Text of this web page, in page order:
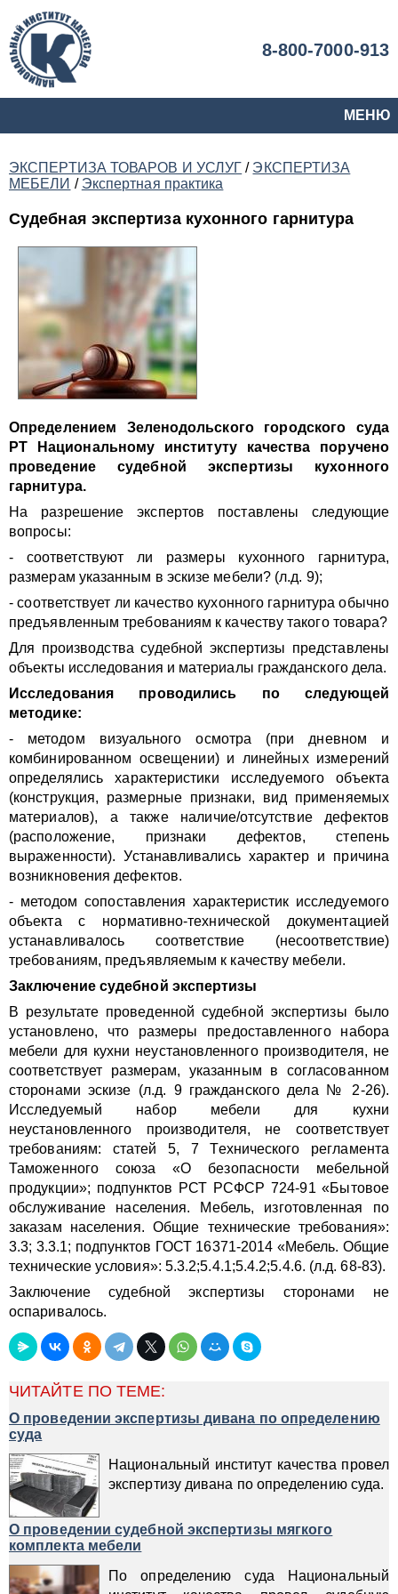
8-800-7000-913
МЕНЮ
ЭКСПЕРТИЗА ТОВАРОВ И УСЛУГ / ЭКСПЕРТИЗА
МЕБЕЛИ / Экспертная практика
Судебная экспертиза кухонного гарнитура
Определением Зеленодольского городского суда
РТ Национальному институту качества поручено
проведение судебной экспертизы кухонного
гарнитура.
На разрешение экспертов поставлены следующие
вопросы:
- соответствуют ли размеры кухонного гарнитура,
размерам указанным в эскизе мебели? (л.д. 9);
- соответствует ли качество кухонного гарнитура обычно
предъявленным требованиям к качеству такого товара?
Для производства судебной экспертизы представлены
объекты исследования и материалы гражданского дела.
Исследования проводились по следующей
методике:
- методом визуального осмотра (при дневном и
комбинированном освещении) и линейных измерений
определялись характеристики исследуемого объекта
(конструкция, размерные признаки, вид применяемых
материалов), а также наличие/отсутствие дефектов
(расположение, признаки дефектов, степень
выраженности). Устанавливались характер и причина
возникновения дефектов.
- методом сопоставления характеристик исследуемого
объекта с нормативно-технической документацией
устанавливалось соответствие (несоответствие)
требованиям, предъявляемым к качеству мебели.
Заключение судебной экспертизы
В результате проведенной судебной экспертизы было
установлено, что размеры предоставленного набора
мебели для кухни неустановленного производителя, не
соответствует размерам, указанным в согласованном
сторонами эскизе (л.д. 9 гражданского дела
№ 2-26).
Исследуемый набор мебели для кухни
неустановленного производителя, не соответствует
требованиям: статей 5, 7 Технического регламента
Таможенного союза «О безопасности мебельной
продукции»; подпунктов РСТ РСФСР 724-91 «Бытовое
обслуживание населения. Мебель, изготовленная по
заказам населения. Общие технические требования»:
3.3; 3.3.1; подпунктов ГОСТ 16371-2014 «Мебель. Общие
технические условия»: 5.3.2;5.4.1;5.4.2;5.4.6. (л.д. 68-83).
Заключение судебной экспертизы сторонами не
оспаривалось.
ЧИТАЙТЕ ПО ТЕМЕ:
О проведении экспертизы дивана по определению
суда
Национальный институт качества провел
экспертизу дивана по определению суда.
О проведении судебной экспертизы мягкого
комплекта мебели
По определению суда Национальный